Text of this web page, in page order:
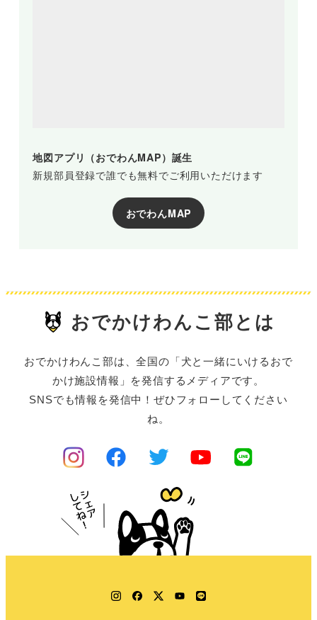
地図アプリ（おでわんMAP）誕生
新規部員登録で誰でも無料でご利用いただけます
おでわんMAP
おでかけわんこ部とは
おでかけわんこ部は、全国の「犬と一緒にいけるおで
かけ施設情報」を発信するメディアです。
SNSでも情報を発信中！ぜひフォローしてください
ね。
Instagram
Facebook
TwitterYouTube
LINE